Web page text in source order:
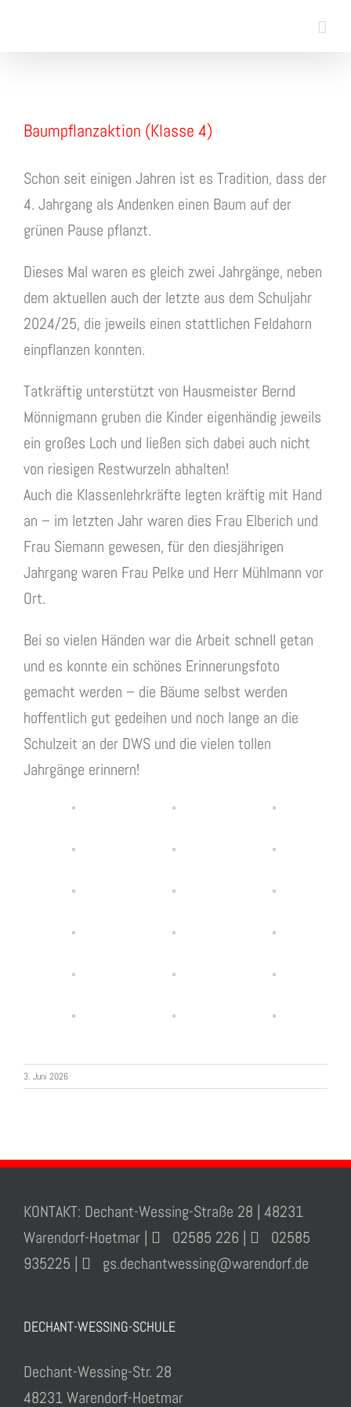
Larger
Baumpflanzaktion (Klasse 4)
Schon seit einigen Jahren ist es Tradition, dass der
4. Jahrgang als Andenken einen Baum auf der
grünen Pause pflanzt.
Dieses Mal waren es gleich zwei Jahrgänge, neben
dem aktuellen auch der letzte aus dem Schuljahr
2024/25, die jeweils einen stattlichen Feldahorn
einpflanzen konnten.
Tatkräftig unterstützt von Hausmeister Bernd
Mönnigmann gruben die Kinder eigenhändig jeweils
ein großes Loch und ließen sich dabei auch nicht
von riesigen Restwurzeln abhalten!
Auch die Klassenlehrkräfte legten kräftig mit Hand
an – im letzten Jahr waren dies Frau Elberich und
Frau Siemann gewesen, für den diesjährigen
Jahrgang waren Frau Pelke und Herr Mühlmann vor
Ort.
Bei so vielen Händen war die Arbeit schnell getan
und es konnte ein schönes Erinnerungsfoto
gemacht werden – die Bäume selbst werden
hoffentlich gut gedeihen und noch lange an die
Schulzeit an der DWS und die vielen tollen
Jahrgänge erinnern!
3. Juni 2026
KONTAKT: Dechant-Wessing-Straße 28 | 48231
Warendorf-Hoetmar |
02585 226 |
02585
935225 |
gs.dechantwessing@warendorf.de
DECHANT-WESSING-SCHULE
Dechant-Wessing-Str. 28
48231 Warendorf-Hoetmar